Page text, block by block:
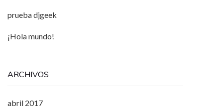
prueba djgeek
¡Hola mundo!
ARCHIVOS
abril 2017